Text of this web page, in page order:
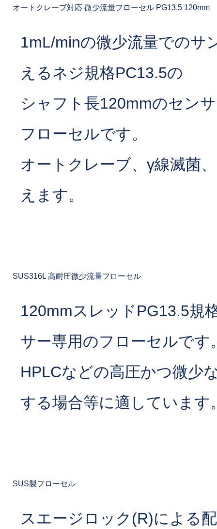
オートクレーブ対応 微少流量フローセル PG13.5 120mm
1mL/minの微少流量でのサ
えるネジ規格PC13.5の
シャフト長120mmのセン
フローセルです。
オートクレーブ、γ線滅菌
えます。
SUS316L 高耐圧微少流量フローセル
120mmスレッドPG13.5規
サー専用のフローセルです
HPLCなどの高圧かつ微少
する場合等に適しています
SUS製フローセル
スエージロック(R)による